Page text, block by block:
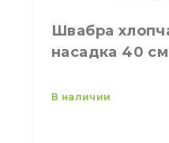
Материал
Свойства
Швабра
насадка 40
в наличии